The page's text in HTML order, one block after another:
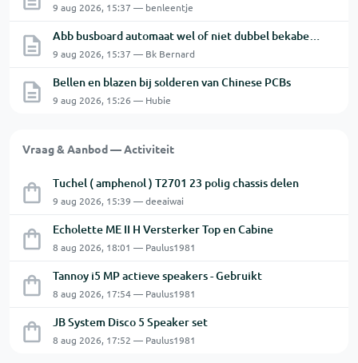
9 aug 2026, 15:37 — benleentje
Abb busboard automaat wel of niet dubbel bekabelen ?
9 aug 2026, 15:37 — Bk Bernard
Bellen en blazen bij solderen van Chinese PCBs
9 aug 2026, 15:26 — Hubie
Vraag & Aanbod — Activiteit
Tuchel ( amphenol ) T2701 23 polig chassis delen
9 aug 2026, 15:39 — deeaiwai
Echolette ME II H Versterker Top en Cabine
8 aug 2026, 18:01 — Paulus1981
Tannoy i5 MP actieve speakers - Gebruikt
8 aug 2026, 17:54 — Paulus1981
JB System Disco 5 Speaker set
8 aug 2026, 17:52 — Paulus1981